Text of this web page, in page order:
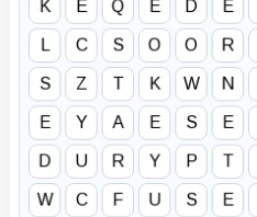
K E Q E D E
C S O O R
S Z T K W N
E Y A E S E
D U R Y P T
W C F U S E